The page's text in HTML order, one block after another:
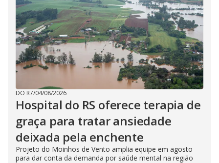
DO R7/04/08/2026
Hospital do RS oferece terapia de
graça para tratar ansiedade
deixada pela enchente
Projeto do Moinhos de Vento amplia equipe em agosto
para dar conta da demanda por saúde mental na região